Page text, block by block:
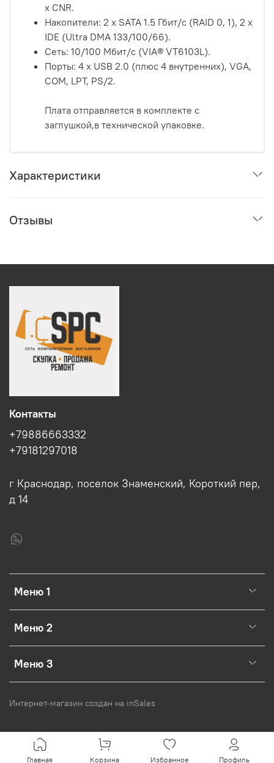
x CNR.
Накопители: 2 x SATA 1.5 Гбит/с (RAID 0, 1), 2 x
IDE (Ultra DMA 133/100/66).
Сеть: 10/100 Мбит/с (VIA® VT6103L).
Порты: 4 x USB 2.0 (плюс 4 внутренних), VGA,
COM, LPT, PS/2.
Плата отправляется в комплекте с
заглушкой,в технической упаковке.
Характеристики
Отзывы
Меню 1
Меню 2
Меню 3
Контакты
+79886663332
+79181297018
г Краснодар, поселок Знаменский, Короткий пер,
д 14
Интернет-магазин создан на inSales
Главная Корзина Избранное Профиль